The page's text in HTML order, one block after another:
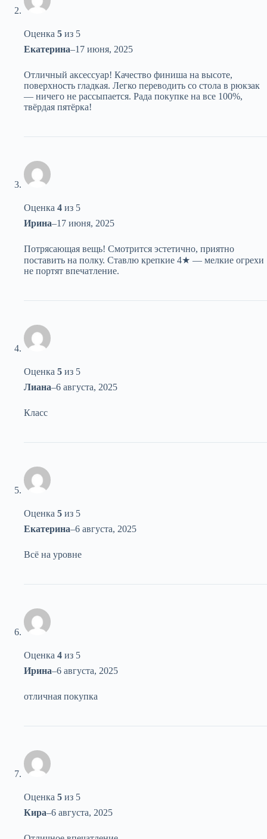
Оценка 5 из 5
Екатерина–17 июня, 2025
Отличный аксессуар! Качество финиша на высоте,
поверхность гладкая. Легко переводить со стола в рюкзак
— ничего не рассыпается. Рада покупке на все 100%,
твёрдая пятёрка!
Оценка 4 из 5
Ирина–17 июня, 2025
Потрясающая вещь! Смотрится эстетично, приятно
поставить на полку. Ставлю крепкие 4★ — мелкие огрехи
не портят впечатление.
Оценка 5 из 5
Лиана–6 августа, 2025
Класс
Оценка 5 из 5
Екатерина–6 августа, 2025
Всё на уровне
Оценка 4 из 5
Ирина–6 августа, 2025
отличная покупка
Оценка 5 из 5
Кира–6 августа, 2025